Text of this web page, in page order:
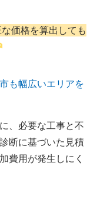
価格を算出しても
も幅広いエリアを
、必要な工事と不
断に基づいた見積
費用が発生しにく